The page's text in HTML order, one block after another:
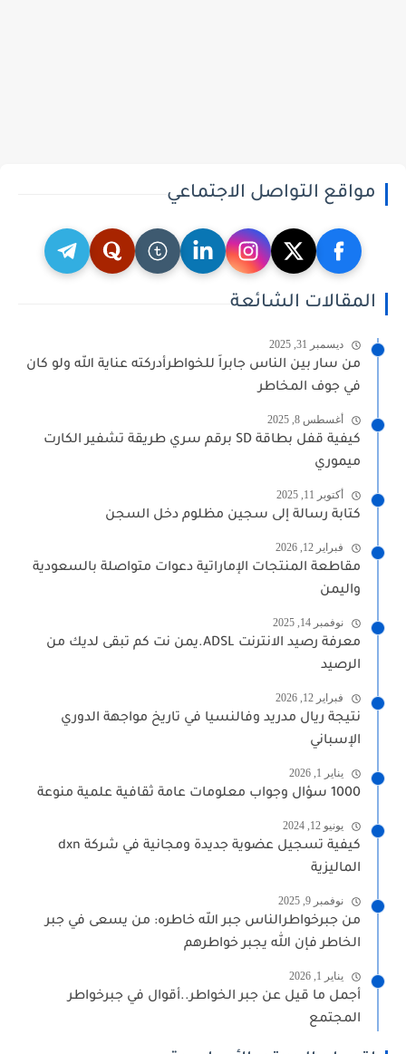
مواقع التواصل الاجتماعي
المقالات الشائعة
ديسمبر 31, 2025
من سار بين الناس جابراً للخواطرأدركته عناية الله ولو كان
في جوف المخاطر
أغسطس 8, 2025
كيفية قفل بطاقة SD برقم سري طريقة تشفير الكارت
ميموري
أكتوبر 11, 2025
كتابة رسالة إلى سجين مظلوم دخل السجن
فبراير 12, 2026
مقاطعة المنتجات الإماراتية دعوات متواصلة بالسعودية
واليمن
نوفمبر 14, 2025
معرفة رصيد الانترنت ADSL.يمن نت كم تبقى لديك من
الرصيد
فبراير 12, 2026
نتيجة ريال مدريد وفالنسيا في تاريخ مواجهة الدوري
الإسباني
يناير 1, 2026
1000 سؤال وجواب معلومات عامة ثقافية علمية منوعة
يونيو 12, 2024
كيفية تسجيل عضوية جديدة ومجانية في شركة dxn
الماليزية
نوفمبر 9, 2025
من جبرخواطرالناس جبر الله خاطره: من يسعى في جبر
الخاطر فإن الله يجبر خواطرهم
يناير 1, 2026
أجمل ما قيل عن جبر الخواطر..أقوال في جبرخواطر
المجتمع